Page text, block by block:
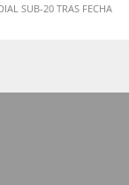
SUB-20 TRAS FECHA